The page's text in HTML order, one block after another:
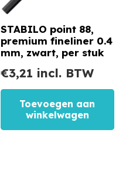
STABILO point 88,
premium fineliner 0.4
mm, zwart, per stuk
€3,21 incl. BTW
Toevoegen aan
winkelwagen